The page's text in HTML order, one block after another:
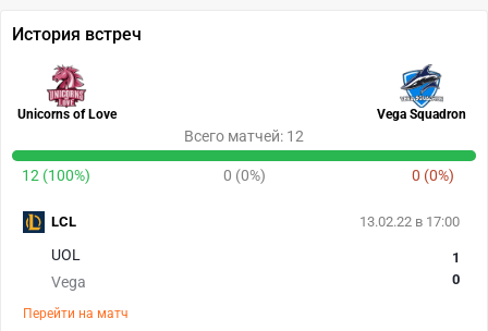
История встреч
Unicorns of Love Vega Squadron
Всего матчей: 12
12 (100%) 0 (0%) 0 (0%)
13.02.22 в 17:00
UOL
Vega
1
0
Перейти на матч
LCL